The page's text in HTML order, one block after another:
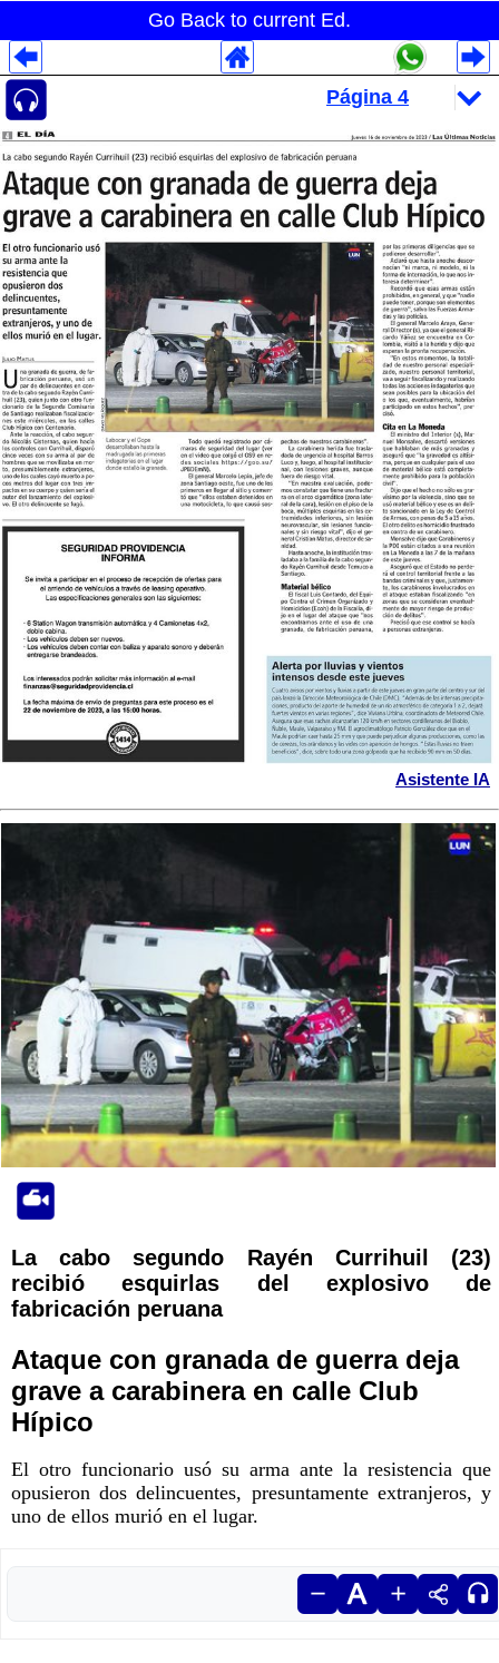
Go Back to current Ed.
Asistente IA
La cabo segundo Rayén Currihuil (23)
recibió esquirlas del explosivo de
fabricación peruana
Ataque con granada de guerra deja
grave a carabinera en calle Club
Hípico
El otro funcionario usó su arma ante la resistencia que
opusieron dos delincuentes, presuntamente extranjeros, y
uno de ellos murió en el lugar.
Despliegues Analytics
Despliegues Totales
Despliegues por Rubros